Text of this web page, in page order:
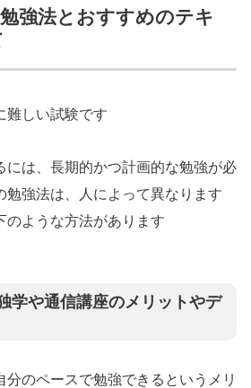
強法とおすすめのテキ
難しい試験です
には、長期的かつ計画的な勉強が必
勉強法は、人によって異なります
のような方法があります
学や通信講座のメリットやデ
分のペースで勉強できるというメリ